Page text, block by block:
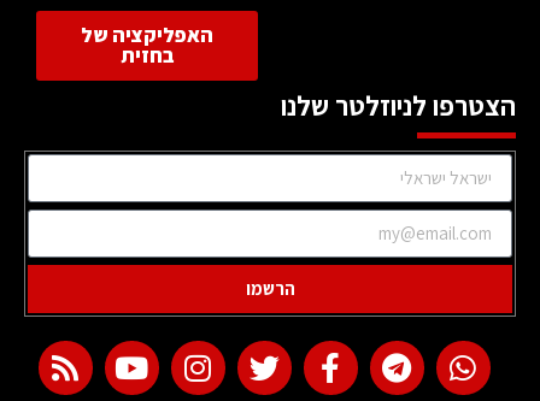
האפליקציה של
בחזית
הצטרפו לניוזלטר שלנו
הרשמו